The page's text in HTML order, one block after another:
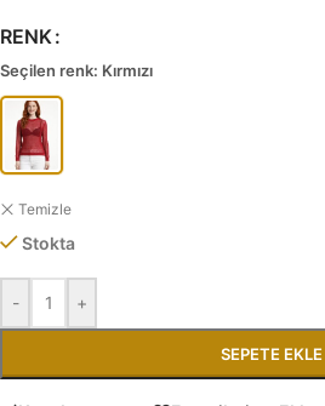
RENK
Seçilen renk: Kırmızı
Temizle
Stokta
- +
SEPETE EKLE